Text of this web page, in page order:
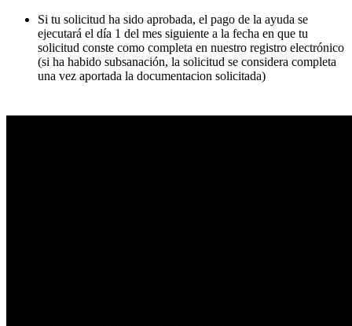
Si tu solicitud ha sido aprobada, el pago de la ayuda se
ejecutará el día 1 del mes siguiente a la fecha en que tu
solicitud conste como completa en nuestro registro electrónico
(si ha habido subsanación, la solicitud se considera completa
una vez aportada la documentacion solicitada)